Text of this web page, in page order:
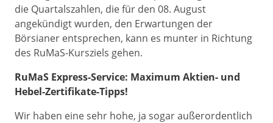
die Quartalszahlen, die für den 08. August
angekündigt wurden, den Erwartungen der
Börsianer entsprechen, kann es munter in Richtung
des RuMaS-Kursziels gehen.
RuMaS Express-Service: Maximum Aktien- und
Hebel-Zertifikate-Tipps!
Wir haben eine sehr hohe, ja sogar außerordentlich